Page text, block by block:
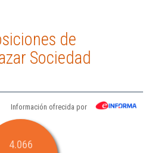
de
Sociedad
Información ofrecida por
4.066